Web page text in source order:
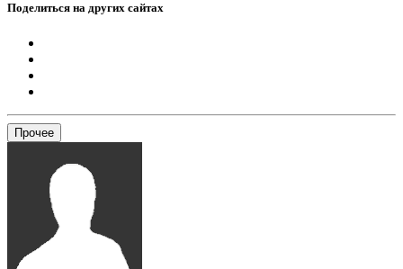
Поделиться на других сайтах
Прочее